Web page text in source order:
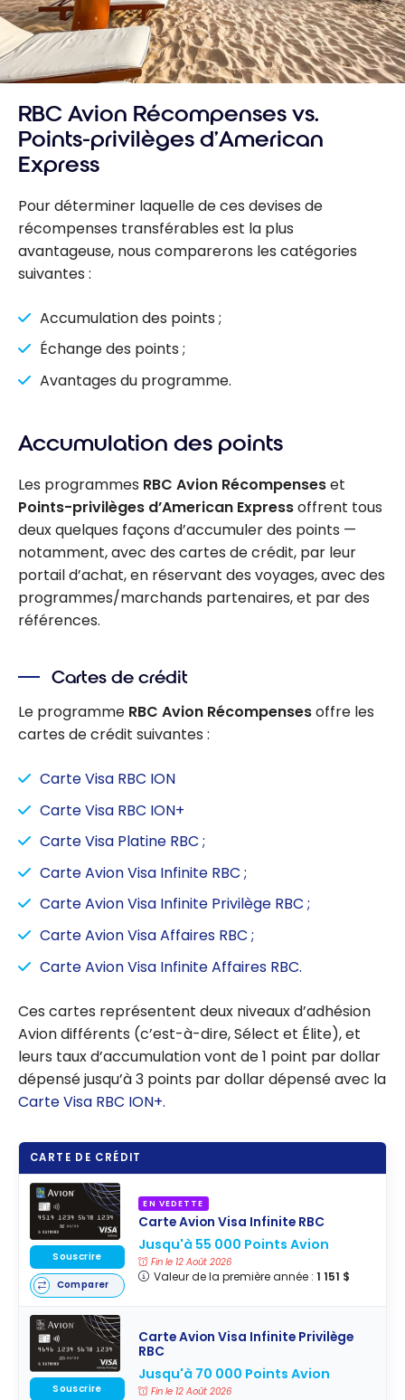
RBC Avion Récompenses vs.
Points-privilèges d’American
Express
Pour déterminer laquelle de ces devises de
récompenses transférables est la plus
avantageuse, nous comparerons les catégories
suivantes :
Accumulation des points ;
Échange des points ;
Avantages du programme.
Accumulation des points
Les programmes RBC Avion Récompenseset
Points-privilèges d’American Expressoffrent tous
deux quelques façons d’accumuler des points —
notamment, avec des cartes de crédit, par leur
portail d’achat, en réservant des voyages, avec des
programmes/marchands partenaires, et par des
références.
Cartes de crédit
Le programme RBC Avion Récompensesoffre les
cartes de crédit suivantes :
Carte Visa RBC ION
Carte Visa RBC ION+
Carte Visa Platine RBC ;
Carte Avion Visa Infinite RBC ;
Carte Avion Visa Infinite Privilège RBC ;
Carte Avion Visa Affaires RBC ;
Carte Avion Visa Infinite Affaires RBC.
Ces cartes représentent deux niveaux d’adhésion
Avion différents (c’est-à-dire, Sélect et Élite), et
leurs taux d’accumulation vont de 1 point par dollar
dépensé jusqu’à 3 points par dollar dépensé avec la
Carte Visa RBC ION+.
CARTE DE CRÉDIT
EN VEDETTE
Carte Avion Visa Infinite RBC
Jusqu'à 55 000 Points Avion
Fin le 12 Août 2026
Valeur de la première année : 1 151 $
Souscrire
Comparer
Carte Avion Visa Infinite Privilège
RBC
Jusqu'à 70 000 Points Avion
Fin le 12 Août 2026
Souscrire